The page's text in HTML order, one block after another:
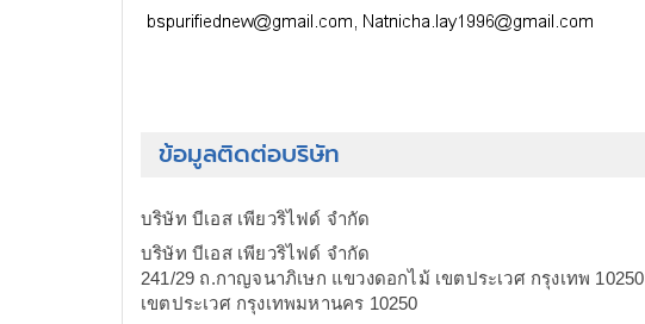
ข้อมูลติดต่อบริษัท
บริษัท บีเอส เพียวริไฟด์ จำกัด
บริษัท บีเอส เพียวริไฟด์ จำกัด
241/29 ถ.กาญจนาภิเษก แขวงดอกไม้ เขตประเวศ กรุงเทพ 10250
เขตประเวศ กรุงเทพมหานคร 10250